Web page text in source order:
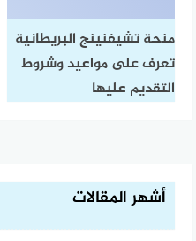
منحة تشيفنينج البريطانية
تعرف على مواعيد وشروط
التقديم عليها
أشهر المقالات